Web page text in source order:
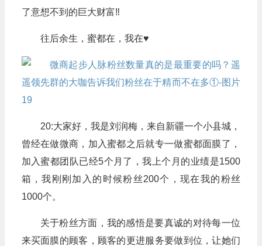
了意想不到的巨大财富‼️
往后余生，蜜都在，我在♥️
20:大家好，我是刘润梅，来自新疆一个小县城，
曾经在做微商，加入蜜都之后就专一做蜜都面膜了，
加入蜜都团队已经5个月了，我上个月的业绩是1500
箱，我刚刚加入的时候粉丝200个，现在我的粉丝
1000个。
关于粉丝方面，我的感悟是要真诚的对待每一位
来买面膜的顾客，顾客的更进服务要做到位，让她们